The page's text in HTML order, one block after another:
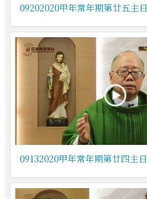
09202020甲年常年期第廿五主日
09132020甲年常年期第廿四主日